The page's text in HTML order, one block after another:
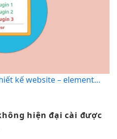
kế website – element…
hiện đại cài được